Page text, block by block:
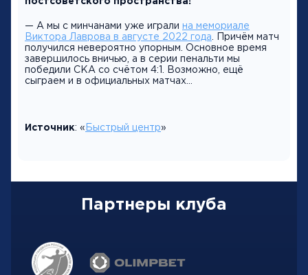
— А мы с минчанами уже играли на мемориале
Виктора Лаврова в августе 2022 года . Причём матч
получился невероятно упорным. Основное время
завершилось вничью, а в серии пенальти мы
победили СКА со счётом 4:1. Возможно, ещё
сыграем и в официальных матчах…
Источник: « Быстрый центр»
Партнеры клуба